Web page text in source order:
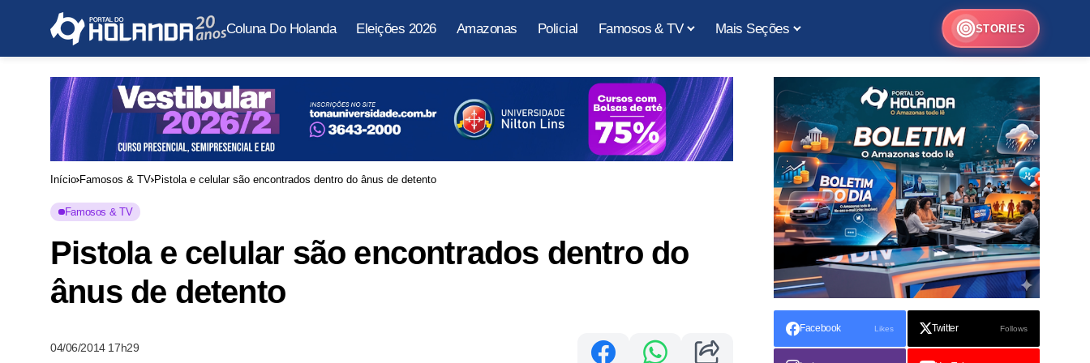
Coluna Do Holanda Eleições 2026 Amazonas Policial Famosos & TV Mais Seções STORIES
Início Famosos & TV Pistola e celular são encontrados dentro do ânus de detento
Famosos & TV
Pistola e celular são encontrados dentro do
ânus de detento
04/06/2014 17h29
Facebook Likes Twitter Follows